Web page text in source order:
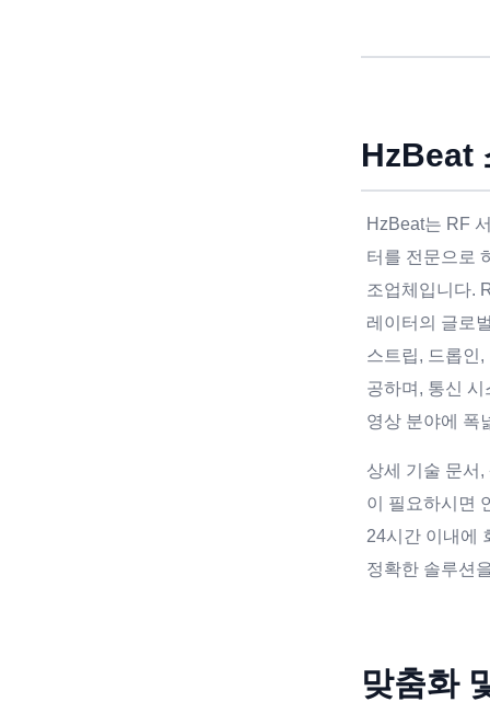
HzBeat
HzBeat는 RF
터를 전문으로
조업체입니다.
레이터의 글로
스트립, 드롭인
공하며, 통신
영상 분야에 폭
상세 기술 문서
이 필요하시면
24시간 이내에
정확한 솔루션
맞춤화